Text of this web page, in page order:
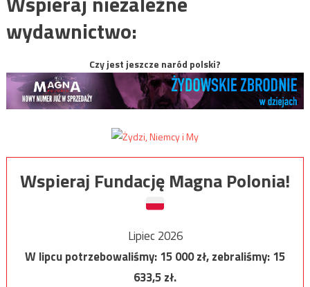
wydawnictwo:
Czy jest jeszcze naród polski?
Wspieraj Fundację Magna Polonia!
Lipiec 2026
W lipcu potrzebowaliśmy:15 000zł, zebraliśmy:15
633,5zł.